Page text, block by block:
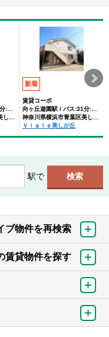
新着
賃貸コーポ
Ｖｉａｌｅ美しが丘
駅で
ブ物件を再検索
賃貸物件を探す